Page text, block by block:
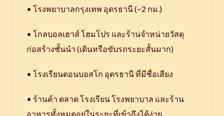
• โรงพยาบาลกรุงเทพ อุดรธานี (~2 กม.)
• โกลบอลเฮาส์ โฮมโปร และร้านจำหน่ายวัสดุ
ก่อสร้างชั้นนำ (เดินหรือขับรถระยะสั้นมาก)
• โรงเรียนดอนบอสโก อุดรธานี ที่มีชื่อเสียง
• ร้านค้า ตลาด โรงเรียน โรงพยาบาล และร้าน
อาหารทั้งหมดอยู่ในระยะที่เข้าถึงได้ง่าย